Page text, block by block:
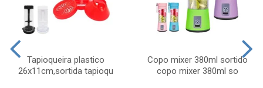
Tapioqueira plastico
26x11cm,sortida tapioqu
Copo mixer 380ml sortido
copo mixer 380ml so